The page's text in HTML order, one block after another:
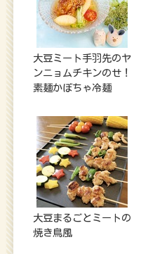
大豆ミート手羽先のヤ
ンニョムチキンのせ！
素麺かぼちゃ冷麺
大豆まるごとミートの
焼き鳥風